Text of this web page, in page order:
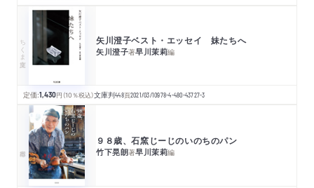
ちくま文庫 矢川澄子ベスト・エッセイ 妹たちへ
矢川澄子著早川茉莉編
定価:1,430円 （10％税込）文庫判448頁2021/03/10978-4-480-43727-3
９８歳、石窯じーじのいのちのパン
竹下晃朗著早川茉莉編